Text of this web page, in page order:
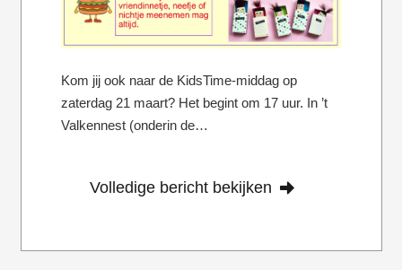
Kom jij ook naar de KidsTime-middag op
zaterdag 21 maart? Het begint om 17 uur. In ’t
Valkennest (onderin de…
Volledige bericht bekijken